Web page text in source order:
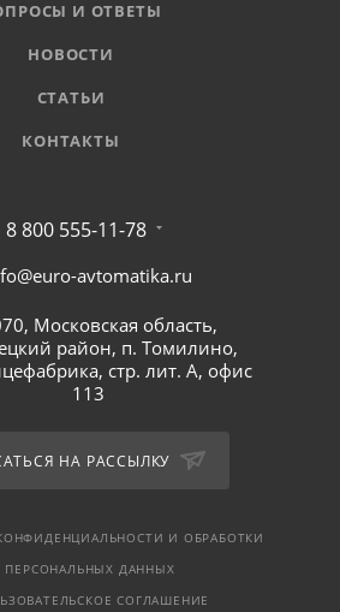
И ОТВЕТЫ
НОВОСТИ
СТАТЬИ
КОНТАКТЫ
8 800 555-11-78
avtomatika.ru
Московская область,
район, п. Томилино,
стр. лит. А, офис
113
НА РАССЫЛКУ
И ОБРАБОТКИ
ПЕРСОНАЛЬНЫХ ДАННЫХ
СОГЛАШЕНИЕ